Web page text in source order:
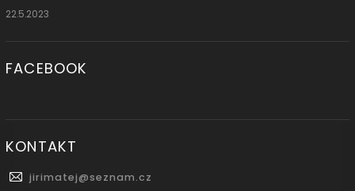
22.5.2023
FACEBOOK
KONTAKT
jirimatej@seznam.cz